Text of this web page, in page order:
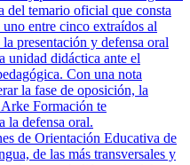
del temario oficial que consta
entre cinco extraídos al
presentación y defensa oral
unidad didáctica ante el
Con una nota
la fase de oposición, la
Formación te
la defensa oral.
de Orientación Educativa de
de las más transversales y